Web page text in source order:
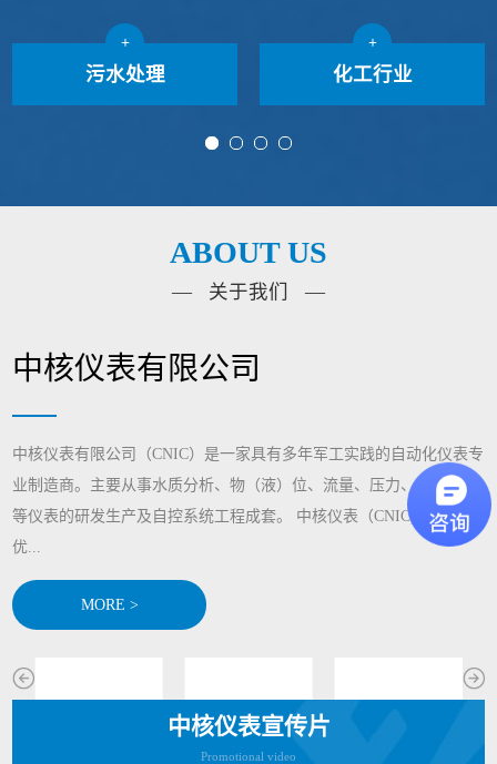
污水处理
+
化工行业
+
ABOUT US
— 关于我们 —
中核仪表有限公司
中核仪表有限公司（CNIC）是一家具有多年军工实践的自动化仪表专
业制造商。主要从事水质分析、物（液）位、流量、压力、显示记录
等仪表的研发生产及自控系统工程成套。 中核仪表（CNIC)通过整合
优...
MORE >
中核仪表宣传片
Promotional video